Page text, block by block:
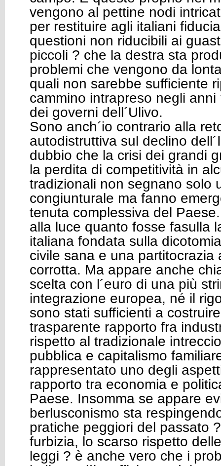
vengono al pettine nodi
per restituire agli italiani
questioni non riducibili ai
piccoli ? che la destra sta
problemi che vengono da
quali non sarebbe sufficiente
cammino intrapreso negli
dei governi dell´Ulivo.
Sono anch´io contrario alla
autodistruttiva sul declino
dubbio che la crisi dei grandi
la perdita di competitività in
tradizionali non segnano solo
congiunturale ma fanno
tenuta complessiva del
alla luce quanto fosse fasulla
italiana fondata sulla
civile sana e una partitocrazia
corrotta. Ma appare anche
scelta con l´euro di una più
integrazione europea, né il
sono stati sufficienti a
trasparente rapporto fra
rispetto al tradizionale
pubblica e capitalismo
rappresentato uno degli
rapporto tra economia e
Paese. Insomma se appare
berlusconismo sta
pratiche peggiori del passato
furbizia, lo scarso rispetto
leggi ? è anche vero che i